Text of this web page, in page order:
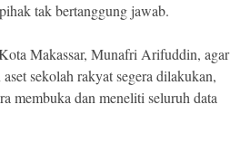
tak bertanggung jawab.
Makassar, Munafri Arifuddin, agar
sekolah rakyat segera dilakukan,
membuka dan meneliti seluruh data